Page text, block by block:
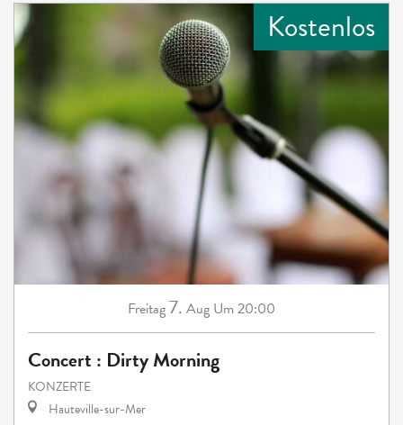
Kostenlos
Freitag7. Aug Um 20:00
Concert : Dirty Morning
KONZERTE
Hauteville-sur-Mer